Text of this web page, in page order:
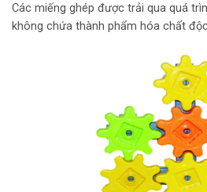
Các miếng ghép được trải qua quá
không chứa thành phẩm hóa chất